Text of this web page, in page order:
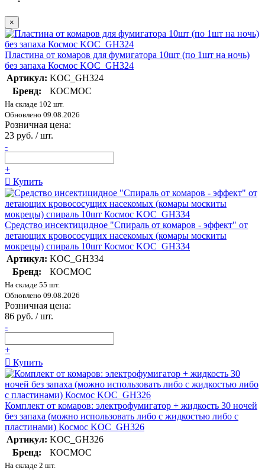
×
Пластина от комаров для фумигатора 10шт (по 1шт на ночь)
без запаха Космос KOC_GH324
Артикул: KOC_GH324
Бренд:
КОСМОС
На складе 102 шт.
Обновлено 09.08.2026
Розничная цена:
23 руб. / шт.
-
+
Купить
Средство инсектицидное "Спираль от комаров - эффект" от
летающих кровососущих насекомых (комары москиты
мокрецы) спираль 10шт Космос KOC_GH334
Артикул: KOC_GH334
Бренд:
КОСМОС
На складе 55 шт.
Обновлено 09.08.2026
Розничная цена:
86 руб. / шт.
-
+
Купить
Комплект от комаров: электрофумигатор + жидкость 30 ночей
без запаха (можно использовать либо с жидкостью либо с
пластинами) Космос KOC_GH326
Артикул: KOC_GH326
Бренд:
КОСМОС
На складе 2 шт.